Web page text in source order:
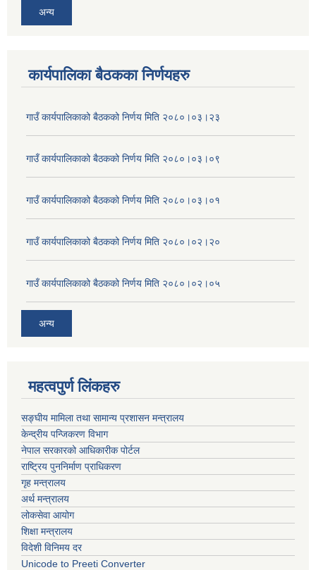
अन्य
कार्यपालिका बैठकका निर्णयहरु
गाउँ कार्यपालिकाको बैठकको निर्णय मिति २०८०।०३।२३
गाउँ कार्यपालिकाको बैठकको निर्णय मिति २०८०।०३।०९
गाउँ कार्यपालिकाको बैठकको निर्णय मिति २०८०।०३।०१
गाउँ कार्यपालिकाको बैठकको निर्णय मिति २०८०।०२।२०
गाउँ कार्यपालिकाको बैठकको निर्णय मिति २०८०।०२।०५
अन्य
महत्वपुर्ण लिंकहरु
सङ्घीय मामिला तथा सामान्य प्रशासन मन्त्रालय
केन्द्रीय पन्जिकरण विभाग
नेपाल सरकारको आधिकारीक पोर्टल
राष्ट्रिय पुननिर्माण प्राधिकरण
गृह मन्त्रालय
अर्थ मन्त्रालय
लोकसेवा आयोग
शिक्षा मन्त्रालय
विदेशी विनिमय दर
Unicode to Preeti Converter